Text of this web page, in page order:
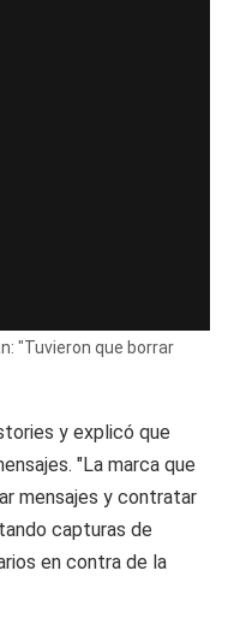
"Tuvieron que borrar
y explicó que
"La marca que
mensajes y contratar
capturas de
en contra de la